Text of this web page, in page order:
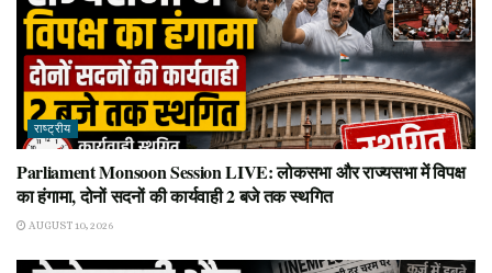
राष्ट्रीय
Parliament Monsoon Session LIVE: लोकसभा और राज्यसभा में विपक्ष
का हंगामा, दोनों सदनों की कार्यवाही 2 बजे तक स्थगित
AUGUST 10, 2026